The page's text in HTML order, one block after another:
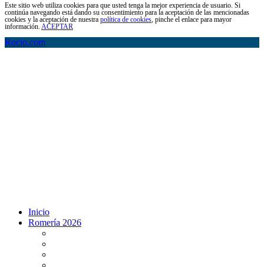
Este sitio web utiliza cookies para que usted tenga la mejor experiencia de usuario. Si
continúa navegando está dando su consentimiento para la aceptación de las mencionadas
cookies y la aceptación de nuestra política de cookies , pinche el enlace para mayor
información. ACEPTAR
Rocio.com
Inicio
Romería 2026